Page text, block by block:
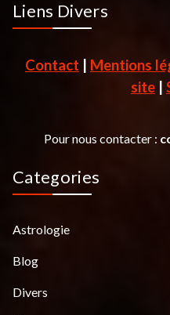
Liens Divers
Contact Mentions
site
Pour nous contacter :
Categories
Astrologie
Blog
Divers